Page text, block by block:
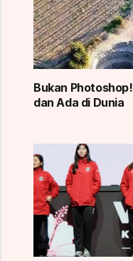
Bukan
dan Ada di Dunia